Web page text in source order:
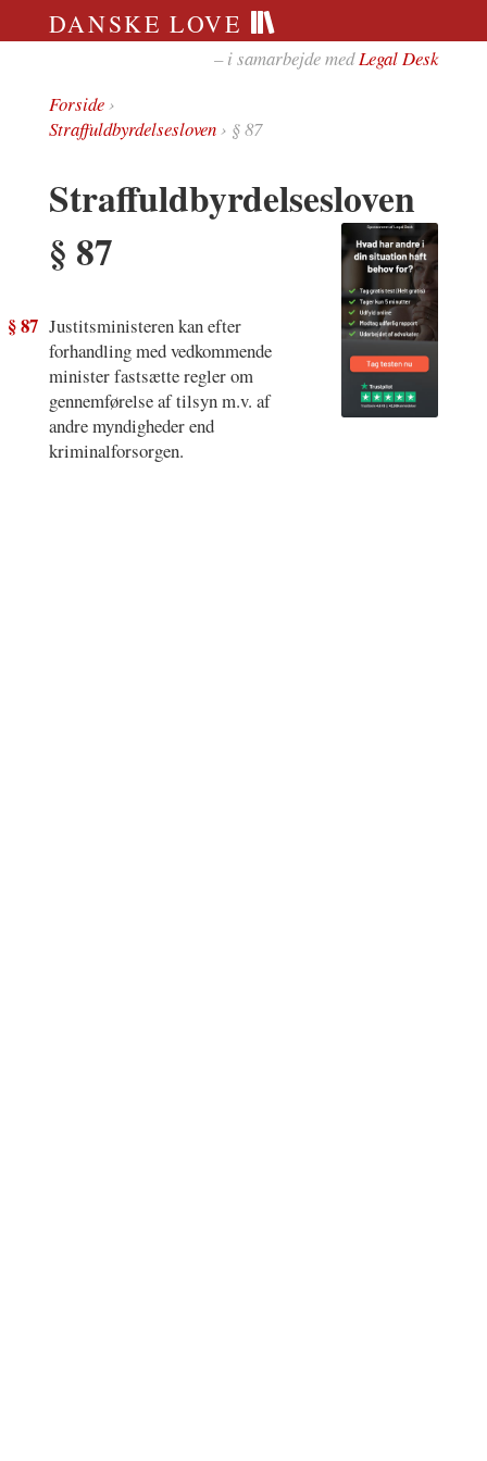
DANSKE LOVE
– i samarbejde medLegal Desk
Forside›
Straffuldbyrdelsesloven› § 87
Straffuldbyrdelsesloven
§ 87
§ 87 Justitsministeren kan efter
forhandling med vedkommende
minister fastsætte regler om
gennemførelse af tilsyn m.v. af
andre myndigheder end
kriminalforsorgen.